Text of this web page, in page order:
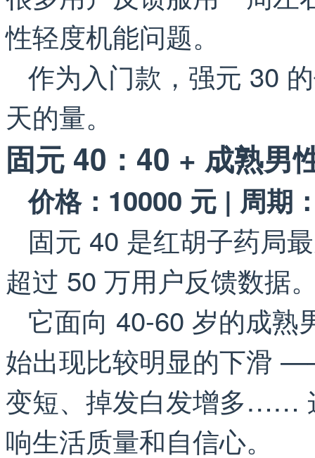
性轻度机能问题。
作为入门款，强元 30
天的量。
固元 40：40 + 成熟男
价格：10000 元 | 周期
固元 40 是红胡子药局
超过 50 万用户反馈数据
它面向 40-60 岁的成熟
始出现比较明显的下滑
变短、掉发白发增多……
响生活质量和自信心。